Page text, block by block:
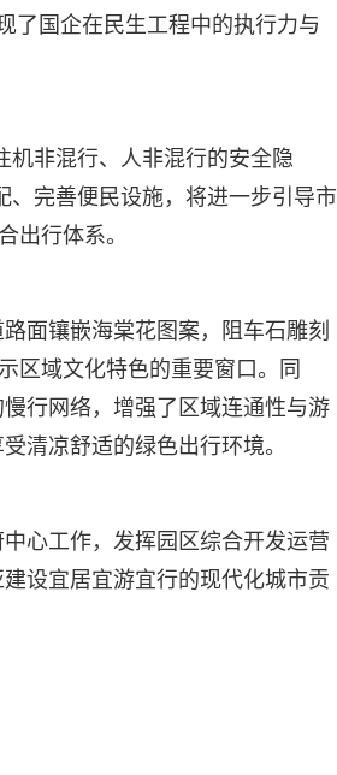
了国企在民生工程中的执行力与
机非混行、人非混行的安全隐
、完善便民设施，将进一步引导市
出行体系。
面镶嵌海棠花图案，阻车石雕刻
区域文化特色的重要窗口。同
行网络，增强了区域连通性与游
清凉舒适的绿色出行环境。
心工作，发挥园区综合开发运营
设宜居宜游宜行的现代化城市贡